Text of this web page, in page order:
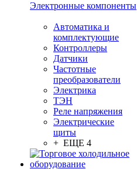
Электронные компоненты
Автоматика и
комплектующие
Контроллеры
Датчики
Частотные
преобразователи
Электрика
ТЭН
Реле напряжения
Электрические
щиты
+ ЕЩЕ 4